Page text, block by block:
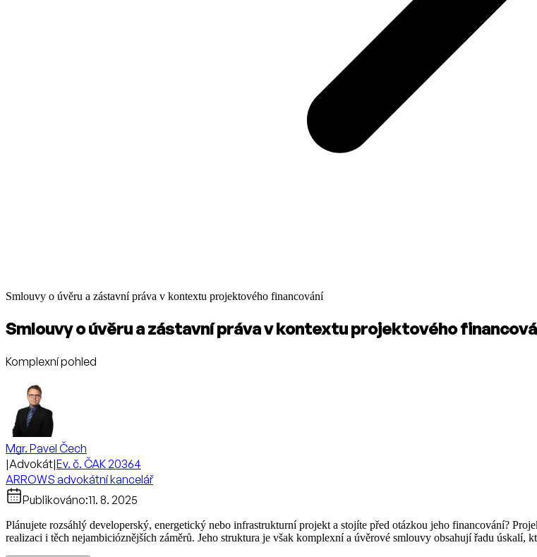
Smlouvy o úvěru a zástavní práva v kontextu projektového financování
Smlouvy o úvěru a zástavní práva v kontextu projektového
Komplexní pohled
Mgr. Pavel Čech
|Advokát|Ev. č. ČAK 20364
ARROWS advokátní kancelář
Publikováno:11. 8. 2025
Plánujete rozsáhlý developerský, energetický nebo infrastrukturní projekt a stojíte před otázkou jeho financování?
realizaci i těch nejambicióznějších záměrů. Jeho struktura je však komplexní a úvěrové smlouvy obsahují řadu úskalí,